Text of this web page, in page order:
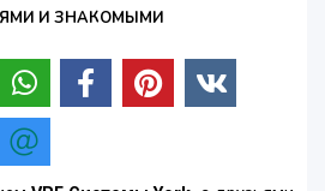
И ЗНАКОМЫМИ